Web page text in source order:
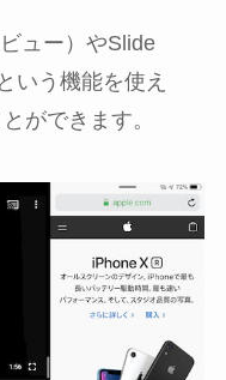
ュー）やSlide
いう機能を使え
ができます。